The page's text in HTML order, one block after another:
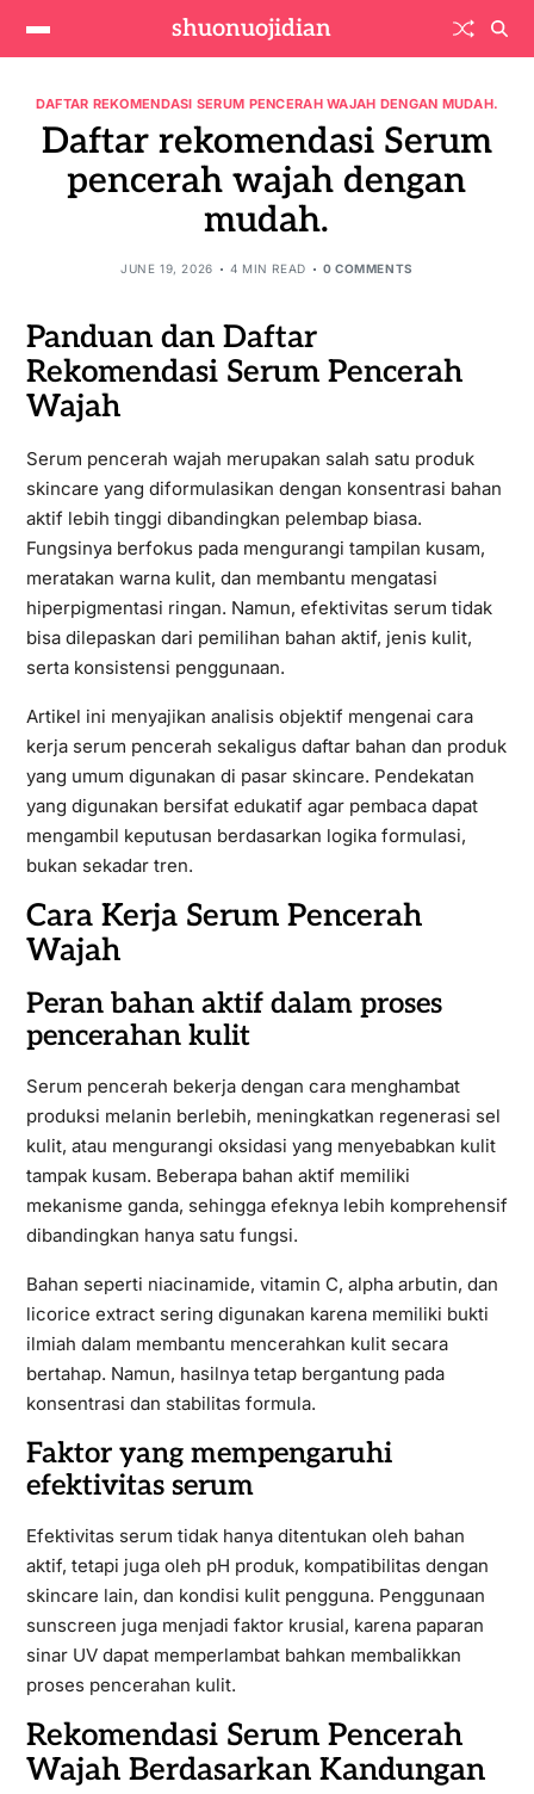
shuonuojidian
DAFTAR REKOMENDASI SERUM PENCERAH WAJAH DENGAN MUDAH.
Daftar rekomendasi Serum
pencerah wajah dengan
mudah.
JUNE 19, 2026 4 MIN READ 0 COMMENTS
Panduan dan Daftar
Rekomendasi Serum Pencerah
Wajah
Serum pencerah wajah merupakan salah satu produk
skincare yang diformulasikan dengan konsentrasi bahan
aktif lebih tinggi dibandingkan pelembap biasa.
Fungsinya berfokus pada mengurangi tampilan kusam,
meratakan warna kulit, dan membantu mengatasi
hiperpigmentasi ringan. Namun, efektivitas serum tidak
bisa dilepaskan dari pemilihan bahan aktif, jenis kulit,
serta konsistensi penggunaan.
Artikel ini menyajikan analisis objektif mengenai cara
kerja serum pencerah sekaligus daftar bahan dan produk
yang umum digunakan di pasar skincare. Pendekatan
yang digunakan bersifat edukatif agar pembaca dapat
mengambil keputusan berdasarkan logika formulasi,
bukan sekadar tren.
Cara Kerja Serum Pencerah
Wajah
Peran bahan aktif dalam proses
pencerahan kulit
Serum pencerah bekerja dengan cara menghambat
produksi melanin berlebih, meningkatkan regenerasi sel
kulit, atau mengurangi oksidasi yang menyebabkan kulit
tampak kusam. Beberapa bahan aktif memiliki
mekanisme ganda, sehingga efeknya lebih komprehensif
dibandingkan hanya satu fungsi.
Bahan seperti niacinamide, vitamin C, alpha arbutin, dan
licorice extract sering digunakan karena memiliki bukti
ilmiah dalam membantu mencerahkan kulit secara
bertahap. Namun, hasilnya tetap bergantung pada
konsentrasi dan stabilitas formula.
Faktor yang mempengaruhi
efektivitas serum
Efektivitas serum tidak hanya ditentukan oleh bahan
aktif, tetapi juga oleh pH produk, kompatibilitas dengan
skincare lain, dan kondisi kulit pengguna. Penggunaan
sunscreen juga menjadi faktor krusial, karena paparan
sinar UV dapat memperlambat bahkan membalikkan
proses pencerahan kulit.
Rekomendasi Serum Pencerah
Wajah Berdasarkan Kandungan